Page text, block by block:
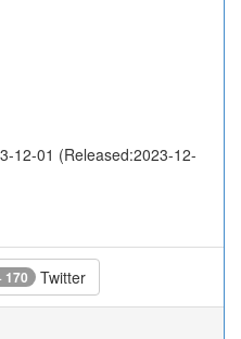
12-01 (Released:2023-12-
170 Twitter